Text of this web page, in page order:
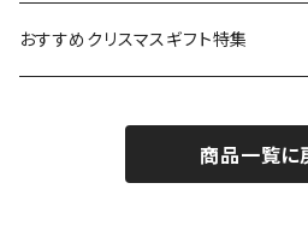
カトラリー
ポケットモンスター
mofusand（モフサンド）
Finlayson(フィンレイソン)
CELEC(セレック)
吉祥
メイメイウェア
リサイクル食器
おすすめクリスマスギフト特集
商品一覧に